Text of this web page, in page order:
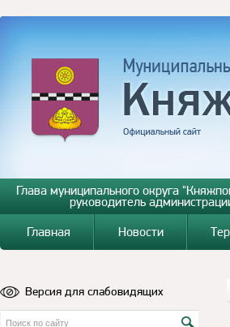
Глава муниципального округа
руководитель
Главная
Новости
Версия для слабовидящих